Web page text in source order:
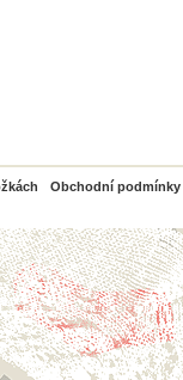
Obchodní podmínky
PayPal